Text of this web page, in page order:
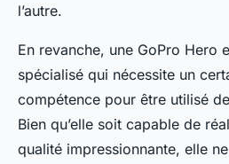
l’autre.
En revanche, une GoPro Hero
spécialisé qui nécessite un
compétence pour être utilisé
Bien qu’elle soit capable de
qualité impressionnante, elle